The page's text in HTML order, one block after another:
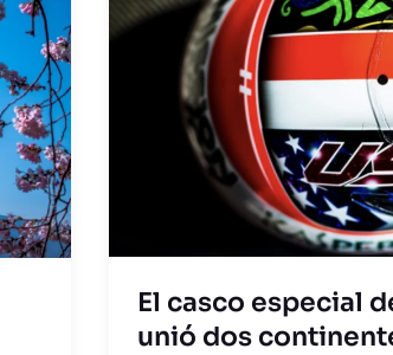
El casco especial
unió dos